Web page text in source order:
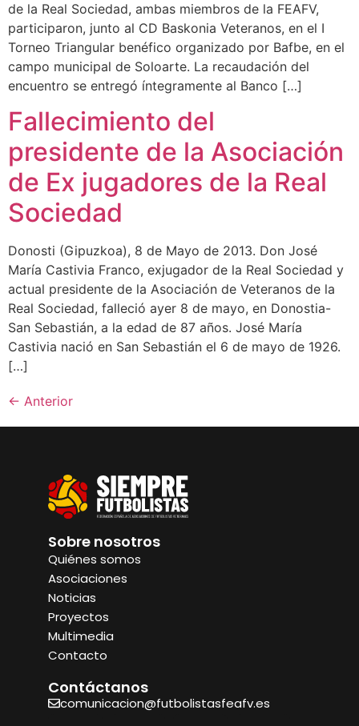
de la Real Sociedad, ambas miembros de la FEAFV,
participaron, junto al CD Baskonia Veteranos, en el I
Torneo Triangular benéfico organizado por Bafbe, en el
campo municipal de Soloarte. La recaudación del
encuentro se entregó íntegramente al Banco […]
Fallecimiento del
presidente de la Asociación
de Ex jugadores de la Real
Sociedad
Donosti (Gipuzkoa), 8 de Mayo de 2013. Don José
María Castivia Franco, exjugador de la Real Sociedad y
actual presidente de la Asociación de Veteranos de la
Real Sociedad, falleció ayer 8 de mayo, en Donostia-
San Sebastián, a la edad de 87 años. José María
Castivia nació en San Sebastián el 6 de mayo de 1926.
[…]
← Anterior
Sobre nosotros
Quiénes somos
Asociaciones
Noticias
Proyectos
Multimedia
Contacto
Contáctanos
comunicacion@futbolistasfeafv.es